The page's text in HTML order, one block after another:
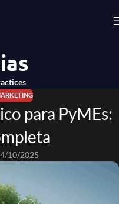
para PyMEs:
10/2025